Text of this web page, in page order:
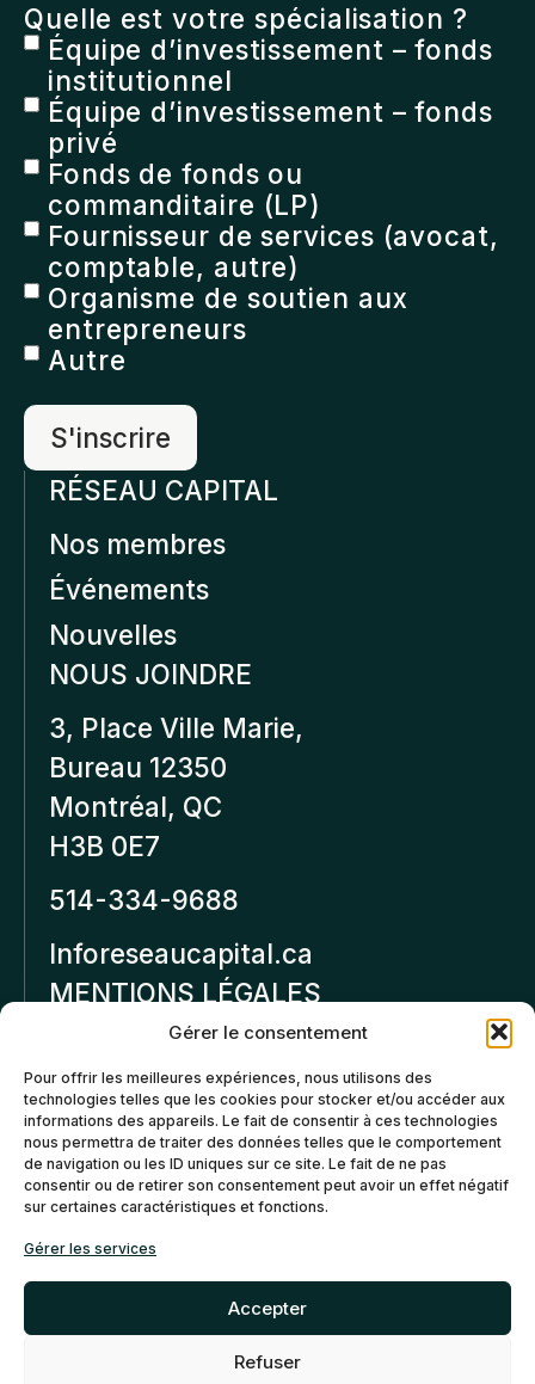
Gérer le consentement
Pour offrir les meilleures expériences, nous utilisons des
technologies telles que les cookies pour stocker et/ou accéder aux
informations des appareils. Le fait de consentir à ces technologies
nous permettra de traiter des données telles que le comportement
de navigation ou les ID uniques sur ce site. Le fait de ne pas
consentir ou de retirer son consentement peut avoir un effet négatif
sur certaines caractéristiques et fonctions.
Gérer les services
Accepter
Refuser
Quelle est votre spécialisation ?
Équipe d’investissement – fonds
institutionnel
Équipe d’investissement – fonds
privé
Fonds de fonds ou
commanditaire (LP)
Fournisseur de services (avocat,
comptable, autre)
Organisme de soutien aux
entrepreneurs
Autre
RÉSEAU CAPITAL
Nos membres
Événements
Nouvelles
NOUS JOINDRE
3, Place Ville Marie,
Bureau 12350
Montréal, QC
H3B 0E7
514-334-9688
Inforeseaucapital.ca
MENTIONS LÉGALES
Politique de
confidentialité
Politiques d’annulation et
de remboursement
Politique de cookies (CA)
©2026 Réseau Capital. Tous